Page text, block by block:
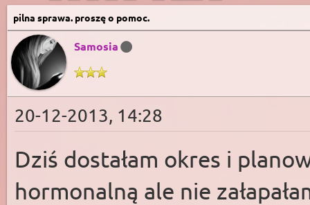
pilna sprawa. proszę o pomoc.
Samosia
20-12-2013, 14:28
Dziś dostałam okres i
hormonalną ale nie